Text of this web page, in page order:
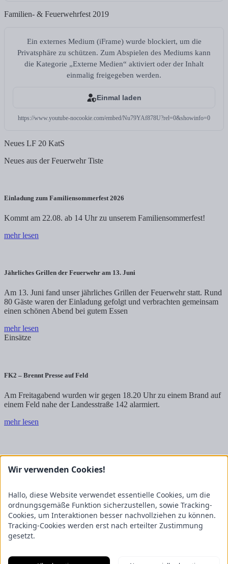
Familien- & Feuerwehrfest 2019
Ein externes Medium (iFrame) wurde blockiert, um die
Privatsphäre zu schützen. Zum Abspielen des Mediums kann
die Kategorie „Externe Medien“ aktiviert oder der Inhalt
einmalig freigegeben werden.
Einmal laden
https://www.youtube-nocookie.com/embed/Nu79YAf878U?rel=0&showinfo=0
Neues LF 20 KatS
Neues aus der Feuerwehr Tiste
Einladung zum Familiensommerfest 2026
Kommt am 22.08. ab 14 Uhr zu unserem Familiensommerfest!
mehr lesen
Jährliches Grillen der Feuerwehr am 13. Juni
Am 13. Juni fand unser jährliches Grillen der Feuerwehr statt. Rund
80 Gäste waren der Einladung gefolgt und verbrachten gemeinsam
einen schönen Abend bei gutem Essen
mehr lesen
Einsätze
FK2 – Brennt Presse auf Feld
Am Freitagabend wurden wir gegen 18.20 Uhr zu einem Brand auf
einem Feld nahe der Landesstraße 142 alarmiert.
mehr lesen
starke Rauchentwicklung
Vierden gegen 8 Uhr zu einem vermeintlichen Lkw-Brand auf den
Autohof in der Hansestraße alarmiert. Ein Anrufer hatte dort einen
stark qualmenden Auflieger gemeldet.
mehr lesen
Freiwillige Feuerwehr Tiste
27419 Tiste
Wir verwenden Cookies!
Hallo, diese Website verwendet essentielle Cookies, um die
ordnungsgemäße Funktion sicherzustellen, sowie Tracking-
Cookies, um Interaktionen besser nachvollziehen zu können.
Tracking-Cookies werden erst nach erteilter Zustimmung
gesetzt.